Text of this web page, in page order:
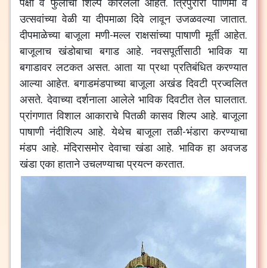
उत्सवांच्या वेळी या दीपमाळा दिवे लावून उजळवल्या जातात.
दीपमाळेच्या बाजूला मणी-मल्ल राक्षसांच्या पाषाणी मूर्ती आहेत.
बाजूलाच खंडोबाचा बगाड आहे. नवसपूर्तीसाठी भाविक या
बगाडावर लटकत असत. आता या प्रथा प्रतिबंधित करण्यात
आल्या आहेत. बगाडमंडपाच्या बाजूला अखंड दिवटी प्रज्वलित
असते. देवाच्या दर्शनाला आलेले भाविक दिवटीत तेल घालतात.
प्रांगणात विशाल आकाराचे पितळी कासव शिल्प आहे. बाजूला
पाषाणी नंदीशिल्प आहे. येथेच बाजूला तळी-भंडारा करण्याचा
मंडप आहे. मंदिरासमोर देवाचा खंडा आहे. भाविक हा अवजड
खंडा एका हाताने उचलण्याचा प्रयत्न करतात.